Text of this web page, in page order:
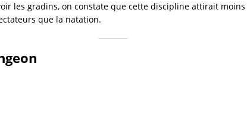
les gradins, on constate que cette discipline attirait moins
que la natation.